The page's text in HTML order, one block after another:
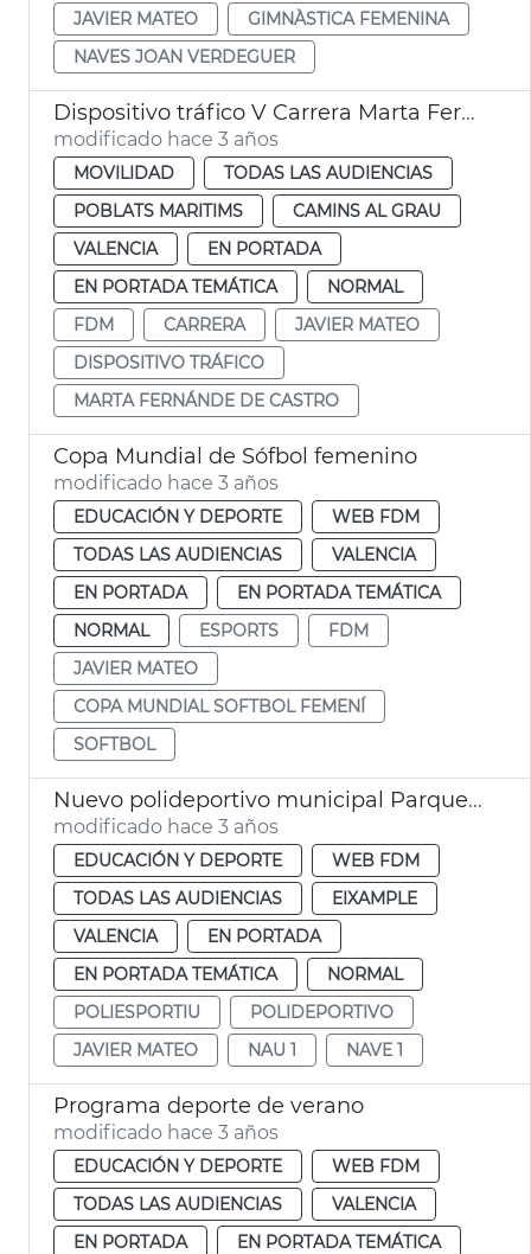
JAVIER MATEO
GIMNÀSTICA FEMENINA
NAVES JOAN VERDEGUER
Dispositivo tráfico V Carrera Marta Fernández
modificado hace 3 años
MOVILIDAD
TODAS LAS AUDIENCIAS
POBLATS MARITIMS
CAMINS AL GRAU
VALENCIA
EN PORTADA
EN PORTADA TEMÁTICA
NORMAL
FDM
CARRERA
JAVIER MATEO
DISPOSITIVO TRÁFICO
MARTA FERNÁNDE DE CASTRO
Copa Mundial de Sófbol femenino
modificado hace 3 años
EDUCACIÓN Y DEPORTE
WEB FDM
TODAS LAS AUDIENCIAS
VALENCIA
EN PORTADA
EN PORTADA TEMÁTICA
NORMAL
ESPORTS
FDM
JAVIER MATEO
COPA MUNDIAL SOFTBOL FEMENÍ
SOFTBOL
Nuevo polideportivo municipal Parque Central. Nave 1
modificado hace 3 años
EDUCACIÓN Y DEPORTE
WEB FDM
TODAS LAS AUDIENCIAS
EIXAMPLE
VALENCIA
EN PORTADA
EN PORTADA TEMÁTICA
NORMAL
POLIESPORTIU
POLIDEPORTIVO
JAVIER MATEO
NAU 1 NAVE 1
Programa deporte de verano
modificado hace 3 años
EDUCACIÓN Y DEPORTE
WEB FDM
TODAS LAS AUDIENCIAS
VALENCIA
EN PORTADA
EN PORTADA TEMÁTICA